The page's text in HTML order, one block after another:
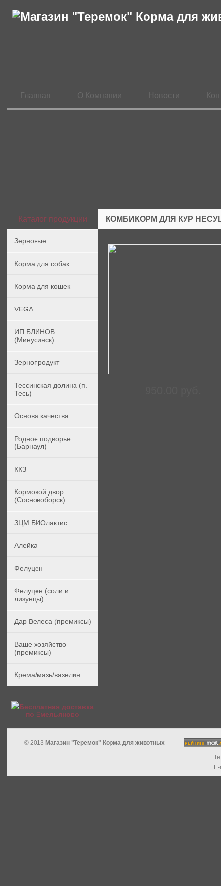
Главная О Компании Новости
КОМБИКОРМ ДЛЯ КУР
Каталог продукции
Зерновые
Корма для собак
Корма для кошек
VEGA
ИП БЛИНОВ
(Минусинск)
Зернопродукт
Тессинская долина (п.
Тесь)
Основа качества
Родное подворье
(Барнаул)
ККЗ
Кормовой двор
(Сосновоборск)
ЗЦМ БИОлактис
Алейка
Фелуцен
Фелуцен (соли и
лизунцы)
Дар Велеса (премиксы)
Ваше хозяйство
(премиксы)
Крема/мазь/вазелин
Бесплатная доставка
по Емельяново
© 2013 Магазин "Теремок" Корма для животных